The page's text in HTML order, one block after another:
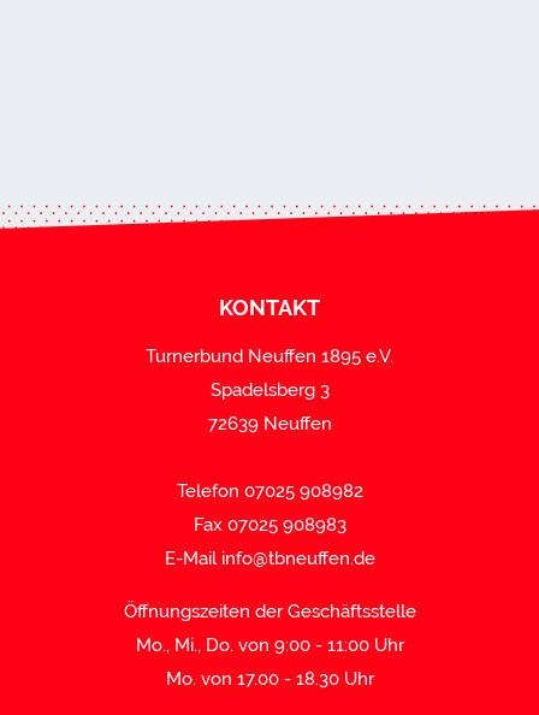
KONTAKT
Turnerbund Neuffen 1895 e.V.
Spadelsberg 3
72639 Neuffen
Telefon 07025 908982
Fax 07025 908983
E-Mail info@tbneuffen.de
Öffnungszeiten der Geschäftsstelle
Mo., Mi., Do. von 9:00 - 11:00 Uhr
Mo. von 17.00 - 18.30 Uhr